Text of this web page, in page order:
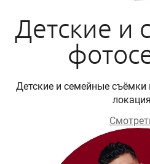
Детские и
Детские и семейные съёмки